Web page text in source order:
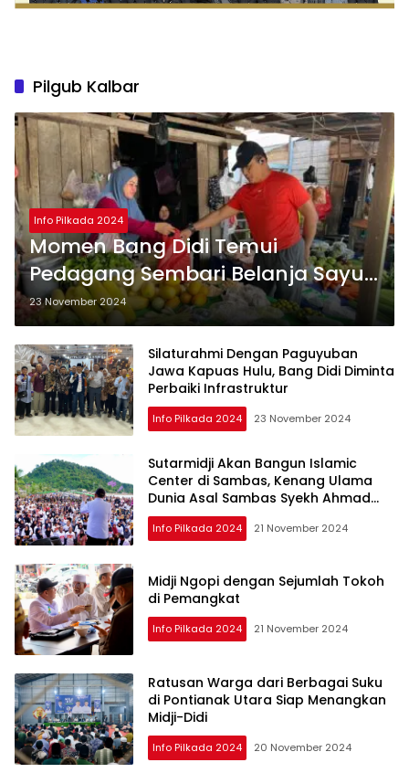
Pilgub Kalbar
Info Pilkada 2024
Momen Bang Didi Temui
Pedagang Sembari Belanja Sayur
di Pasar Pagi Putussibau
23 November 2024
Silaturahmi Dengan Paguyuban
Jawa Kapuas Hulu, Bang Didi Diminta
Perbaiki Infrastruktur
Info Pilkada 2024 23 November 2024
Sutarmidji Akan Bangun Islamic
Center di Sambas, Kenang Ulama
Dunia Asal Sambas Syekh Ahmad
Khatib
Info Pilkada 2024 21 November 2024
Midji Ngopi dengan Sejumlah Tokoh
di Pemangkat
Info Pilkada 2024 21 November 2024
Ratusan Warga dari Berbagai Suku
di Pontianak Utara Siap Menangkan
Midji-Didi
Info Pilkada 2024 20 November 2024